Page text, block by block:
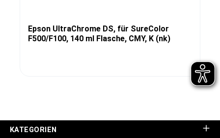
Epson UltraChrome DS, für SureColor
F500/F100, 140 ml Flasche, CMY, K (nk)
KATEGORIEN